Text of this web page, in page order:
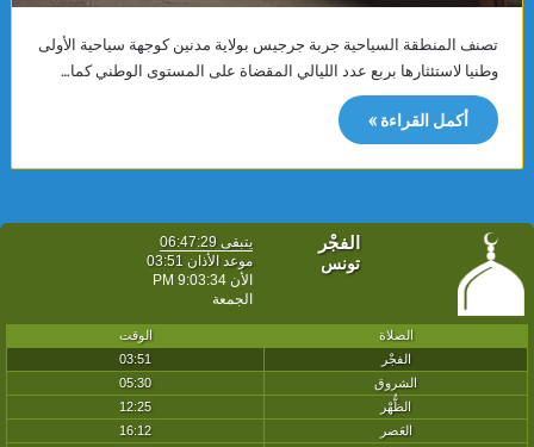
تصنف المنطقة السياحية جربة جرجيس بولاية مدنين كوجهة سياحية الأولى
وطنيا لاستئثارها بربع عدد الليالي المقضاة على المستوى الوطني كما…
أكمل القراءة »